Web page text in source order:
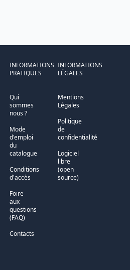
INFORMATIONS
PRATIQUES
Qui
sommes
nous ?
Mode
d'emploi
du
catalogue
Conditions
d'accès
Foire
aux
questions
(FAQ)
Contacts
INFORMATIONS
LÉGALES
Mentions
Légales
Politique
de
confidentialité
Logiciel
libre
(open
source)